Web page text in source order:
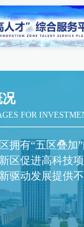
FOR
拥有“五区叠加
区促进高科技
驱动发展提供
行先试制度优
；综合保税区
新区进出口额